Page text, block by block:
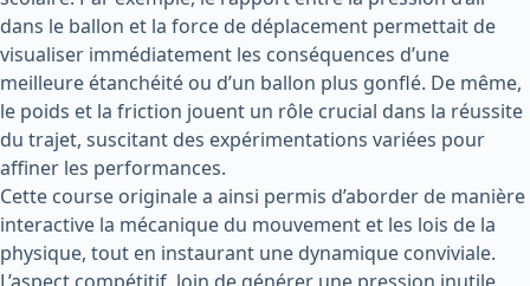
dans le ballon et la force de déplacement permettait de
visualiser immédiatement les conséquences d’une
meilleure étanchéité ou d’un ballon plus gonflé. De même,
le poids et la friction jouent un rôle crucial dans la réussite
du trajet, suscitant des expérimentations variées pour
affiner les performances.
Cette course originale a ainsi permis d’aborder de manière
interactive la mécanique du mouvement et les lois de la
physique, tout en instaurant une dynamique conviviale.